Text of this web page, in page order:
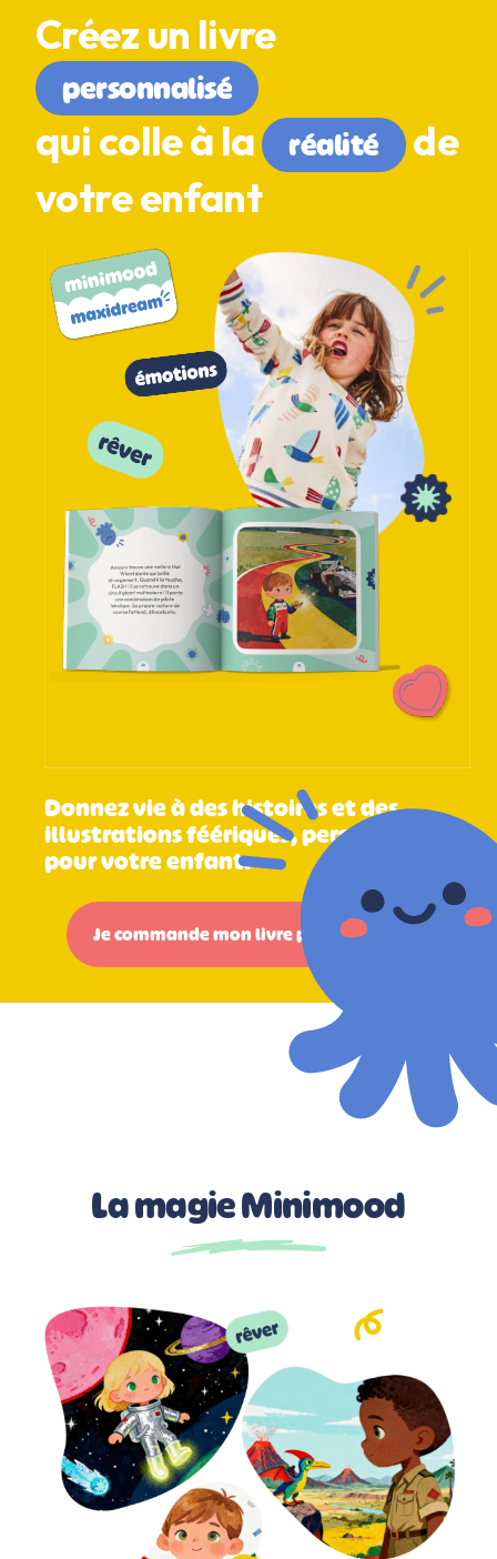
Créez un livre
personnalisé
qui colle à la réalité
de
votre enfant
Donnez vie à des histoires et des
illustrations féériques, personnalisées
pour votre enfant.
Je commande mon livre personnalisé
La magie Minimood